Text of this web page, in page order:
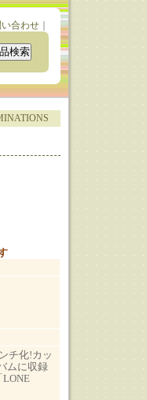
い合わせ｜
チ化!カッ
ムに収録